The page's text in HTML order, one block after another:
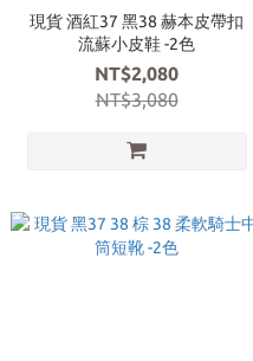
現貨 酒紅37 黑38 赫本皮帶扣
流蘇小皮鞋 -2色
NT$2,080
NT$3,080